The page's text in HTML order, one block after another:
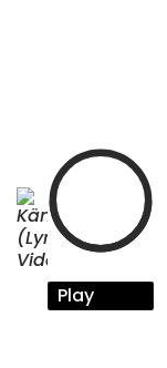
Großeltern
warmtanzen.
.
für
übrigens auch
wie „Higher
bringt sie
Szene.
Play